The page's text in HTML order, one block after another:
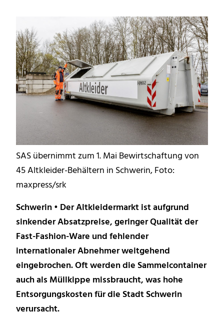
SAS übernimmt zum 1. Mai Bewirtschaftung von
45 Altkleider-Behältern in Schwerin, Foto:
maxpress/srk
Schwerin • Der Altkleidermarkt ist aufgrund
sinkender Absatzpreise, geringer Qualität der
Fast-Fashion-Ware und fehlender
internationaler Abnehmer weitgehend
eingebrochen. Oft werden die Sammelcontainer
auch als Müllkippe missbraucht, was hohe
Entsorgungskosten für die Stadt Schwerin
verursacht.